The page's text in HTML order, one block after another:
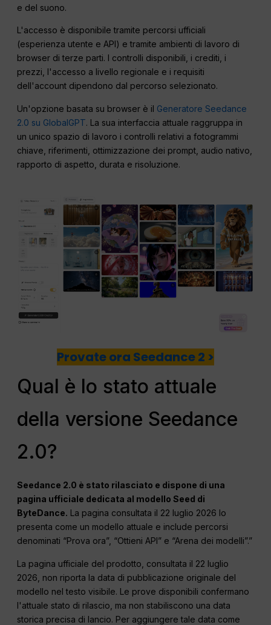
e del suono.
L'accesso è disponibile tramite percorsi ufficiali
(esperienza utente e API) e tramite ambienti di lavoro di
browser di terze parti. I controlli disponibili, i crediti, i
prezzi, l'accesso a livello regionale e i requisiti
dell'account dipendono dal percorso selezionato.
Un'opzione basata su browser è il Generatore Seedance
2.0 su GlobalGPT. La sua interfaccia attuale raggruppa in
un unico spazio di lavoro i controlli relativi a fotogrammi
chiave, riferimenti, ottimizzazione dei prompt, audio nativo,
rapporto di aspetto, durata e risoluzione.
Provate ora Seedance 2 >
Qual è lo stato attuale
della versione Seedance
2.0?
Seedance 2.0 è stato rilasciato e dispone di una
pagina ufficiale dedicata al modello Seed di
ByteDance. La pagina consultata il 22 luglio 2026 lo
presenta come un modello attuale e include percorsi
denominati “Prova ora”, “Ottieni API” e “Arena dei modelli”.”
La pagina ufficiale del prodotto, consultata il 22 luglio
2026, non riporta la data di pubblicazione originale del
modello nel testo visibile. Le prove disponibili confermano
l'attuale stato di rilascio, ma non stabiliscono una data
storica precisa di lancio. Per aggiungere tale data come